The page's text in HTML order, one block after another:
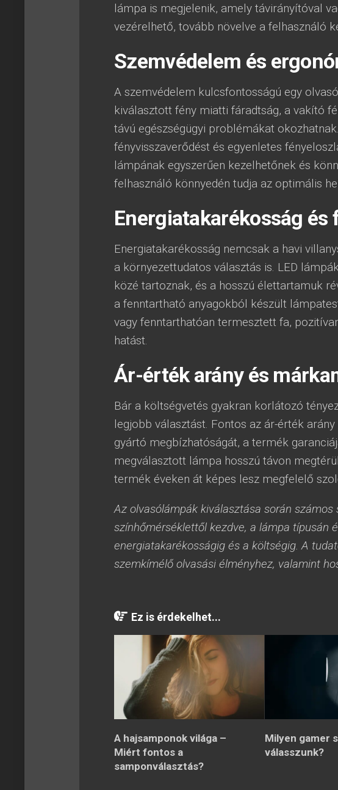
lámpa is megjelenik, amely távirányítóval
vezérelhető, tovább növelve a felhasználó
Szemvédelem és
A szemvédelem kulcsfontosságú egy
kiválasztott fény miatti fáradtság, a vakító
távú egészségügyi problémákat
fényvisszaverődést és egyenletes
lámpának egyszerűen kezelhetőnek és
felhasználó könnyedén tudja az optimális
Energiatakarékosság
Energiatakarékosság nemcsak a havi
a környezettudatos választás is. LED
közé tartoznak, és a hosszú élettartamuk
a fenntartható anyagokból készült
vagy fenntarthatóan termesztett fa,
hatást.
Ár-érték arány és
Bár a költségvetés gyakran korlátozó
legjobb választást. Fontos az ár-érték
gyártó megbízhatóságát, a termék
megválasztott lámpa hosszú távon
termék éveken át képes lesz megfelelő
Az olvasólámpák kiválasztása során
színhőmérséklettől kezdve, a lámpa típusán
energiatakarékosságig és a költségig. A
szemkímélő olvasási élményhez, valamint
Ez is érdekelhet...
A hajsamponok világa –
Miért fontos a
samponválasztás?
Milyen gamer
válasszunk?